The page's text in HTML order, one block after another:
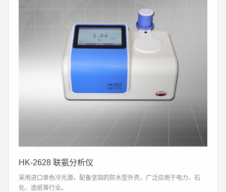
HK-2628 联氨分析仪
采用进口单色冷光源，配备坚固的防水型外壳，广泛应用于电力、石
化、造纸等行业。